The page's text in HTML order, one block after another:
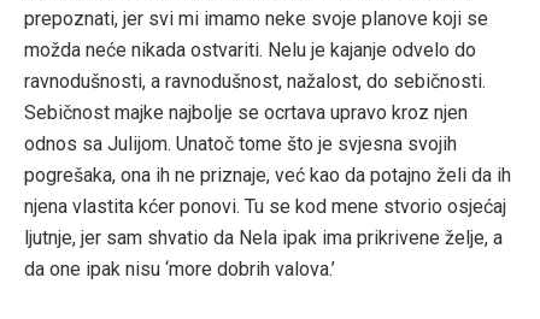
prepoznati, jer svi mi imamo neke svoje planove koji se
možda neće nikada ostvariti. Nelu je kajanje odvelo do
ravnodušnosti, a ravnodušnost, nažalost, do sebičnosti.
Sebičnost majke najbolje se ocrtava upravo kroz njen
odnos sa Julijom. Unatoč tome što je svjesna svojih
pogrešaka, ona ih ne priznaje, već kao da potajno želi da ih
njena vlastita kćer ponovi. Tu se kod mene stvorio osjećaj
ljutnje, jer sam shvatio da Nela ipak ima prikrivene želje, a
da one ipak nisu ‘more dobrih valova.’